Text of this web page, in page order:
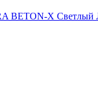
BETON-X Cветлый